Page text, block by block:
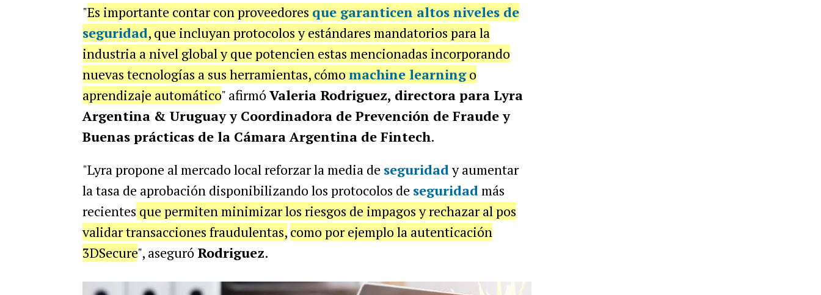
"Es importante contar con proveedores que garanticen altos niveles de
seguridad, que incluyan protocolos y estándares mandatorios para la
industria a nivel global y que potencien estas mencionadas incorporando
nuevas tecnologías a sus herramientas, cómo machine learningo
aprendizaje automático" afirmó Valeria Rodriguez, directora para Lyra
Argentina & Uruguay y Coordinadora de Prevención de Fraude y
Buenas prácticas de la Cámara Argentina de Fintech.
"Lyra propone al mercado local reforzar la media de seguridady aumentar
la tasa de aprobación disponibilizando los protocolos de seguridadmás
recientes que permiten minimizar los riesgos de impagos y rechazar al pos
validar transacciones fraudulentas, como por ejemplo la autenticación
3DSecure", aseguró Rodriguez.